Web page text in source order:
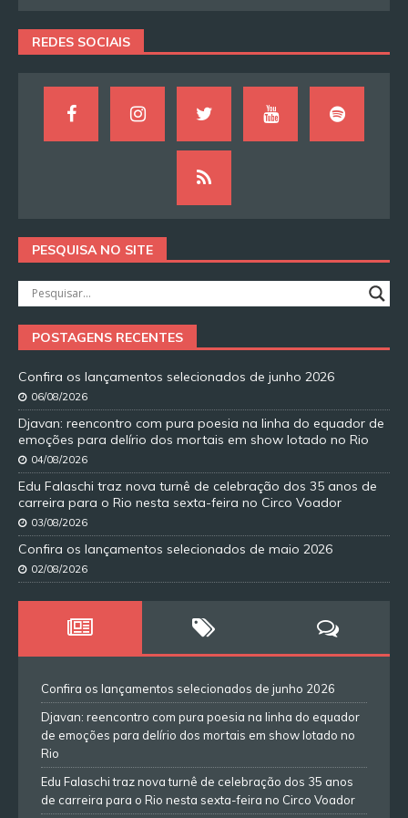
REDES SOCIAIS
PESQUISA NO SITE
POSTAGENS RECENTES
Confira os lançamentos selecionados de junho 2026
06/08/2026
Djavan: reencontro com pura poesia na linha do equador de
emoções para delírio dos mortais em show lotado no Rio
04/08/2026
Edu Falaschi traz nova turnê de celebração dos 35 anos de
carreira para o Rio nesta sexta-feira no Circo Voador
03/08/2026
Confira os lançamentos selecionados de maio 2026
02/08/2026
Confira os lançamentos selecionados de junho 2026
Djavan: reencontro com pura poesia na linha do equador
de emoções para delírio dos mortais em show lotado no
Rio
Edu Falaschi traz nova turnê de celebração dos 35 anos
de carreira para o Rio nesta sexta-feira no Circo Voador